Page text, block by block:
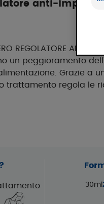
anti-
REGOLATORE ANTI-
un peggioramento
Grazie a
trattamento regola le
30ml